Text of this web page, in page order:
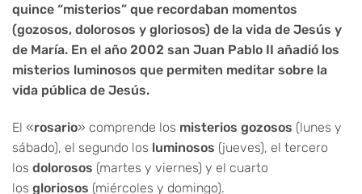
quince “misterios” que recordaban momentos
(gozosos, dolorosos y gloriosos) de la vida de Jesús y
de María. En el año 2002 san Juan Pablo II añadió los
misterios luminosos que permiten meditar sobre la
vida pública de Jesús.
El «rosario» comprende los misterios gozosos (lunes y
sábado), el segundo los luminosos (jueves), el tercero
los dolorosos (martes y viernes) y el cuarto
los gloriosos (miércoles y domingo).